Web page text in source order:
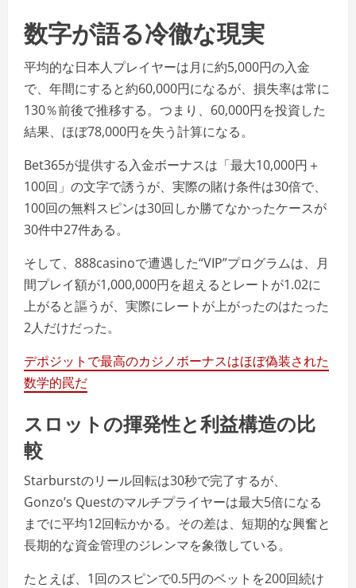
数字が語る冷徹な現実
平均的な日本人プレイヤーは月に約5,000円の入金
で、年間にすると約60,000円になるが、損失率は常に
130％前後で推移する。つまり、60,000円を投資した
結果、ほぼ78,000円を失う計算になる。
Bet365が提供する入金ボーナスは「最大10,000円＋
100回」の文字で誘うが、実際の賭け条件は30倍で、
100回の無料スピンは30回しか勝てなかったケースが
30件中27件ある。
そして、888casinoで遭遇した“VIP”プログラムは、月
間プレイ額が1,000,000円を超えるとレートが1.02に
上がると謳うが、実際にレートが上がったのはたった
2人だけだった。
デポジットで最高のカジノボーナスはほぼ偽装された
数学的罠だ
スロットの揮発性と利益構造の比
較
Starburstのリール回転は30秒で完了するが、
Gonzo’s Questのマルチプライヤーは最大5倍になる
までに平均12回転かかる。その差は、短期的な興奮と
長期的な資金管理のジレンマを象徴している。
たとえば、1回のスピンで0.5円のベットを200回続け